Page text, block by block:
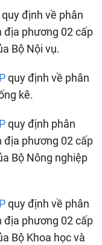
quy định về phân
địa phương 02 cấp
Bộ Nội vụ.
quy định về phân
kê.
quy định phân
địa phương 02 cấp
Bộ Nông nghiệp
quy định về phân
địa phương 02 cấp
Bộ Khoa học và